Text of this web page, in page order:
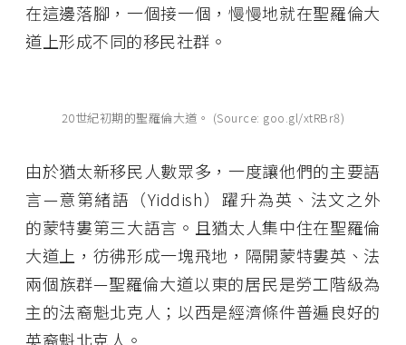
在這邊落腳，一個接一個，慢慢地就在聖羅倫大
道上形成不同的移民社群。
20世紀初期的聖羅倫大道。 (Source: goo.gl/xtRBr8)
由於猶太新移民人數眾多，一度讓他們的主要語
言—意第緒語（Yiddish）躍升為英、法文之外
的蒙特婁第三大語言。且猶太人集中住在聖羅倫
大道上，彷彿形成一塊飛地，隔開蒙特婁英、法
兩個族群—聖羅倫大道以東的居民是勞工階級為
主的法裔魁北克人；以西是經濟條件普遍良好的
英裔魁北克人。